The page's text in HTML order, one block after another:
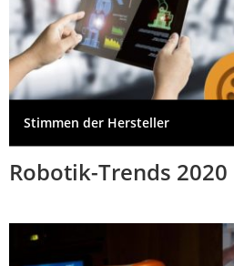
Stimmen der Hersteller
Robotik-Trends 2020